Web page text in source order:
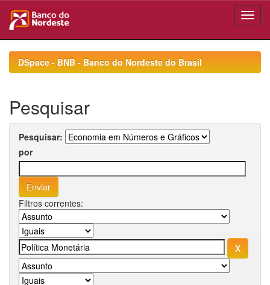
navigationDSpace - BNB - Banco do Nordeste do Brasil
Pesquisar
Pesquisar:
por
Filtros correntes: